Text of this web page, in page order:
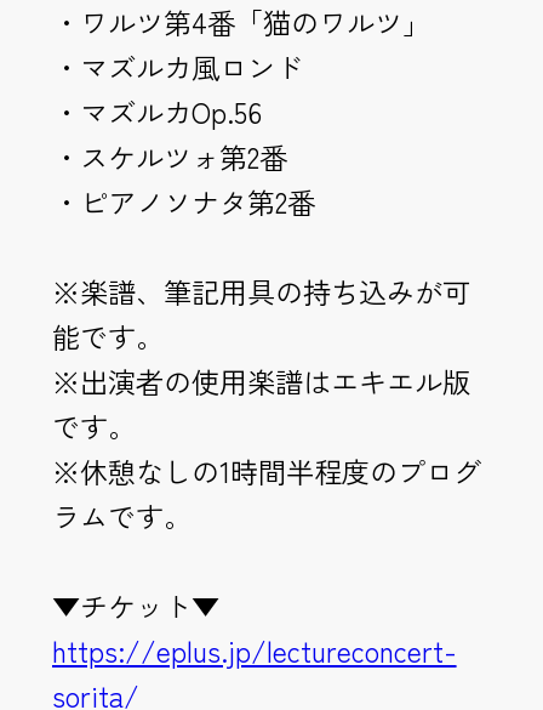
・ワルツ第4番「猫のワルツ」
・マズルカ風ロンド
・マズルカOp.56
・スケルツォ第2番
・ピアノソナタ第2番
※楽譜、筆記用具の持ち込みが可
能です。
※出演者の使用楽譜はエキエル版
です。
※休憩なしの1時間半程度のプログ
ラムです。
▼チケット▼
https://eplus.jp/lectureconcert-
sorita/